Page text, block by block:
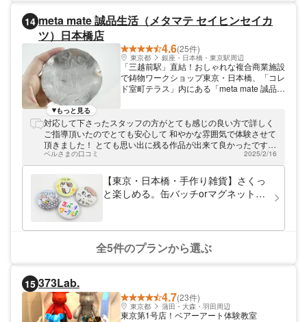
14 meta mate 誠品生活（メタマテ セイヒンセイカ
ツ）日本橋店
4.6(25件)
東京都 銀座・日本橋・東京駅周辺
「三越前駅」直結！おしゃれな複合商業施設
で鋳物ワークショップ東京・日本橋、「コレ
ド室町テラス」内にある「meta mate 誠品生
どなたでも簡単に楽しめる鋳造体験を実施し
ております。マンツーマンでスタッフが丁寧
にサポートするので初心者でも安心。おひと
もっと見る
対応して下さったスタッフの方がとても感じの良い方で詳しく
ご指導頂いたのでとても安心して 和やかな雰囲気で体験させて
頂きました！ とても思い出に残る作品が出来て良かったです！
貴重な時間をありがとうございました！
ベルさまの口コミ 2025/2/16
【東京・日本橋・手作り雑貨】さくっ
と楽しめる。缶バッチorマグネット作
全5件のプランから選ぶ
15 373Lab.
4.7(23件)
東京都 蒲田・大森・羽田周辺
東京第1号店！ベアーアート体験教室